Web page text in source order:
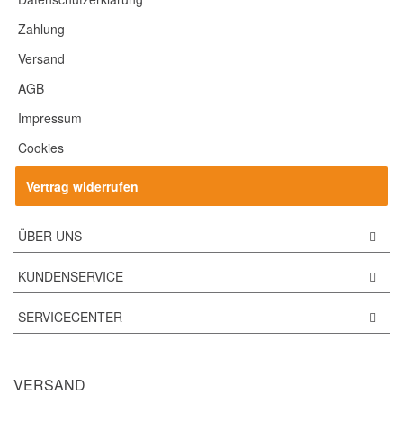
Zahlung
Versand
AGB
Impressum
Cookies
Vertrag widerrufen
ÜBER UNS
KUNDENSERVICE
SERVICECENTER
VERSAND